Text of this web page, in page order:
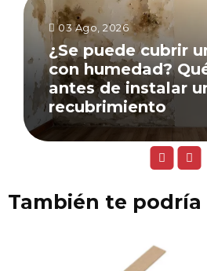
03 Ago, 2026
¿Se puede cubrir
con humedad?
antes de instalar
recubrimiento
También te